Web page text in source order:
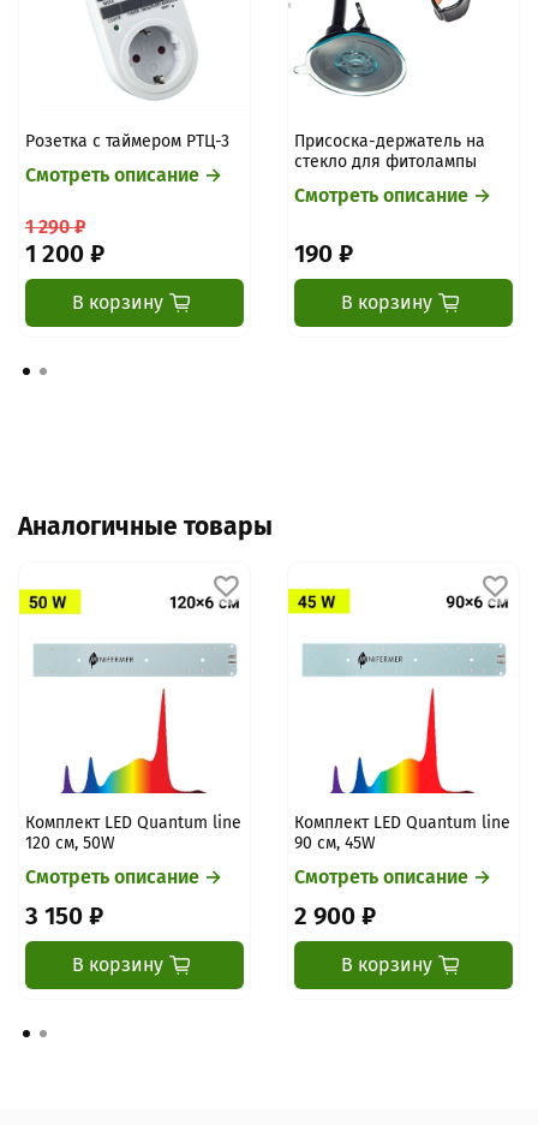
Розетка с таймером РТЦ-3
Смотреть описание →
1 290 ₽
1 200 ₽
В корзину
Присоска-держатель на
стекло для фитолампы
Смотреть описание →
190 ₽
В корзину
Аналогичные товары
Комплект LED Quantum line
120 см, 50W
Смотреть описание →
3 150 ₽
В корзину
Комплект LED Quantum line
90 см, 45W
Смотреть описание →
2 900 ₽
В корзину